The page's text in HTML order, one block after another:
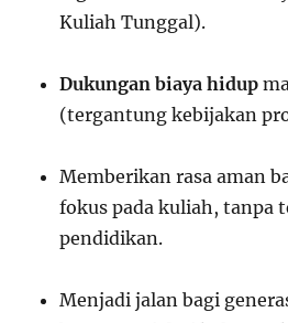
Kuliah Tunggal).
Dukungan biaya hidup
(tergantung kebijakan
Memberikan rasa aman
fokus pada kuliah, tanpa
pendidikan.
Menjadi jalan bagi